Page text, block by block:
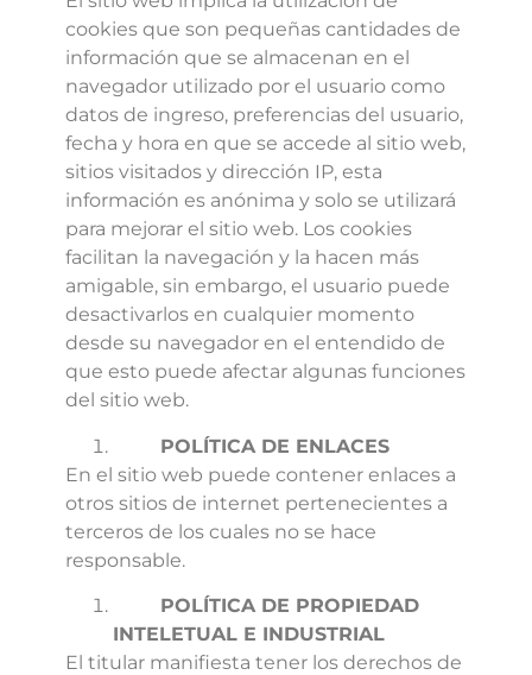
cookies que son pequeñas cantidades de
información que se almacenan en el
navegador utilizado por el usuario como
datos de ingreso, preferencias del usuario,
fecha y hora en que se accede al sitio web,
sitios visitados y dirección IP, esta
información es anónima y solo se utilizará
para mejorar el sitio web. Los cookies
facilitan la navegación y la hacen más
amigable, sin embargo, el usuario puede
desactivarlos en cualquier momento
desde su navegador en el entendido de
que esto puede afectar algunas funciones
del sitio web.
POLÍTICA DE ENLACES
En el sitio web puede contener enlaces a
otros sitios de internet pertenecientes a
terceros de los cuales no se hace
responsable.
POLÍTICA DE PROPIEDAD
INTELETUAL E INDUSTRIAL
El titular manifiesta tener los derechos de